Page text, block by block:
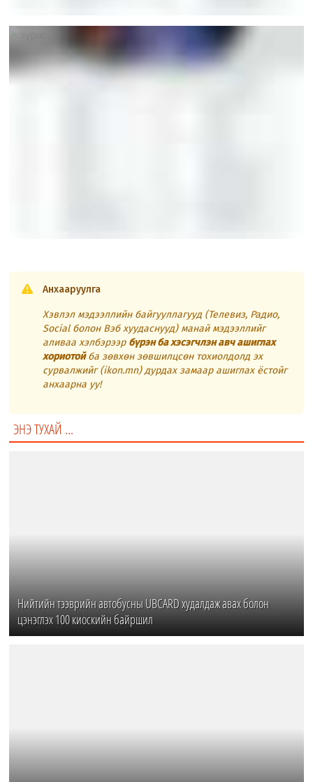
Анхааруулга
Хэвлэл мэдээллийн байгууллагууд (Телевиз, Радио,
Social болон Вэб хуудаснууд) манай мэдээллийг
аливаа хэлбэрээр бүрэн ба хэсэгчлэн авч ашиглах
хориотойба зөвхөн зөвшилцсөн тохиолдолд эх
сурвалжийг (ikon.mn) дурдах замаар ашиглах ёстойг
анхаарна уу!
ЭНЭ ТУХАЙ ...
Нийтийн тээврийн автобусны UBCARD худалдаж авах болон
цэнэглэх 100 киоскийн байршил